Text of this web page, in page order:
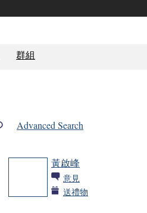
群組
Advanced Search
黃啟峰
意見
送禮物